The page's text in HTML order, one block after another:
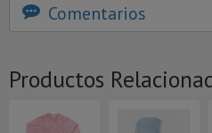
Comentarios
Productos